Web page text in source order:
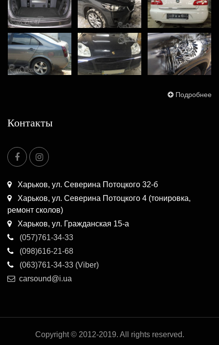
Подробнее
Контакты
Харьков, ул. Северина Потоцкого 32-б
Харьков, ул. Северина Потоцкого 4 (тонировка,
ремонт сколов)
Харьков, ул. Гражданская 15-а
(057)761-34-33
(098)616-21-68
(063)761-34-33 (Viber)
carsound@i.ua
Copyright © 2012-2019. All rights reserved.